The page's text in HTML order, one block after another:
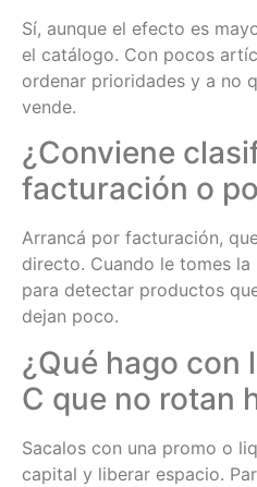
Sí, aunque el efecto es
el catálogo. Con pocos
ordenar prioridades y a no
vende.
¿Conviene
facturación o
Arrancá por facturación,
directo. Cuando le tomes la
para detectar productos
dejan poco.
¿Qué hago con
C que no rotan
Sacalos con una promo o
capital y liberar espacio.